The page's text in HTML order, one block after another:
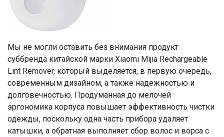
Мы не могли оставить без внимания продукт
суббренда китайской марки Xiaomi Mijia Rechargeable
Lint Remover, который выделяется, в первую очередь,
современным дизайном, а также надежностью и
долговечностью. Продуманная до мелочей
эргономика корпуса повышает эффективность чистки
одежды, поскольку одна часть прибора удаляет
катышки, а обратная выполняет сбор волос и ворса с